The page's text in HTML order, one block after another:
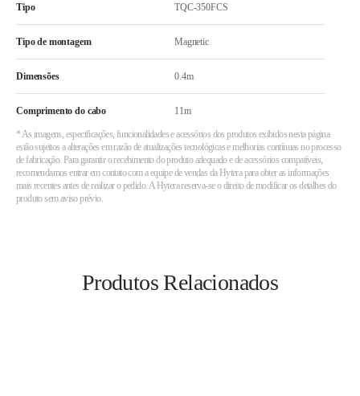
Tipo TQC-350FCS
Tipo de montagem Magnetic
Dimensões 0.4m
Comprimento do cabo 11m
* As imagens, especificações, funcionalidades e acessórios dos produtos exibidos nesta página
estão sujeitos a alterações em razão de atualizações tecnológicas e melhorias contínuas no processo
de fabricação. Para garantir o recebimento do produto adequado e de acessórios compatíveis,
recomendamos entrar em contato com a equipe de vendas da Hytera para obter as informações
mais recentes antes de realizar o pedido. A Hytera reserva-se o direito de modificar os detalhes do
produto sem aviso prévio.
Produtos Relacionados